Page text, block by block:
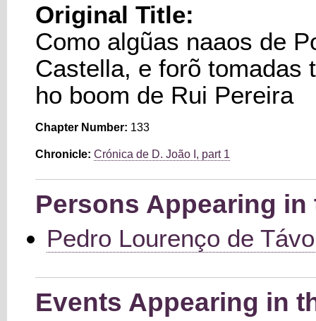
Original Title:
Como algũas naaos de
Castella, e forõ tomadas
ho boom de Rui Pereira
Chapter Number: 133
Chronicle: Crónica de D. João I, part 1
Persons Appearing
Pedro Lourenço de
Events Appearing in